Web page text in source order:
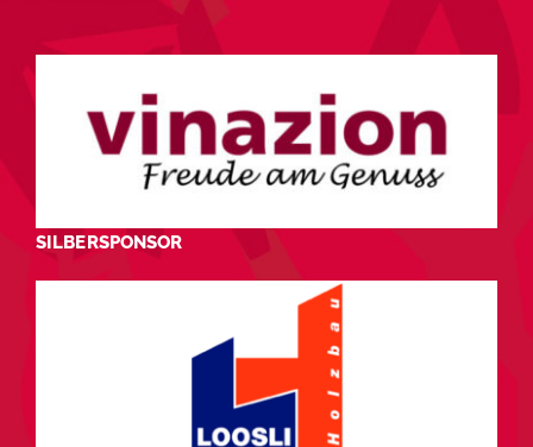
SILBERSPONSOR